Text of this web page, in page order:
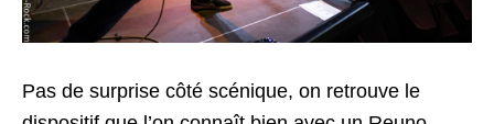
Pas de surprise côté scénique, on retrouve le